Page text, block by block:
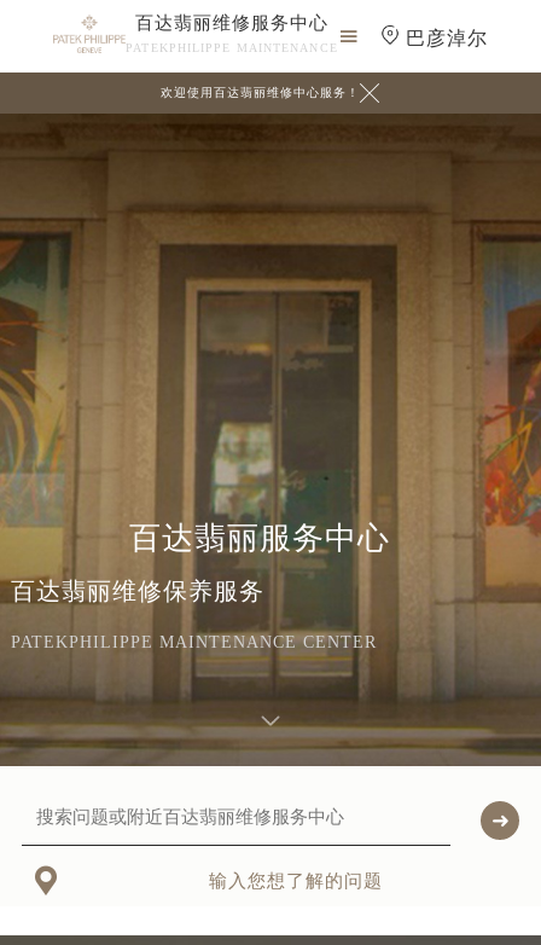
百达翡丽维修服务中心
PATEKPHILIPPE MAINTENANCE
 巴彦淖尔
欢迎使用百达翡丽维修中心服务！ 
百达翡丽服务中心
百达翡丽维修保养服务
PATEKPHILIPPE MAINTENANCE CENTER
 输入您想了解的问题